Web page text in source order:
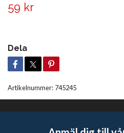
59 kr
Dela
Artikelnummer: 745245